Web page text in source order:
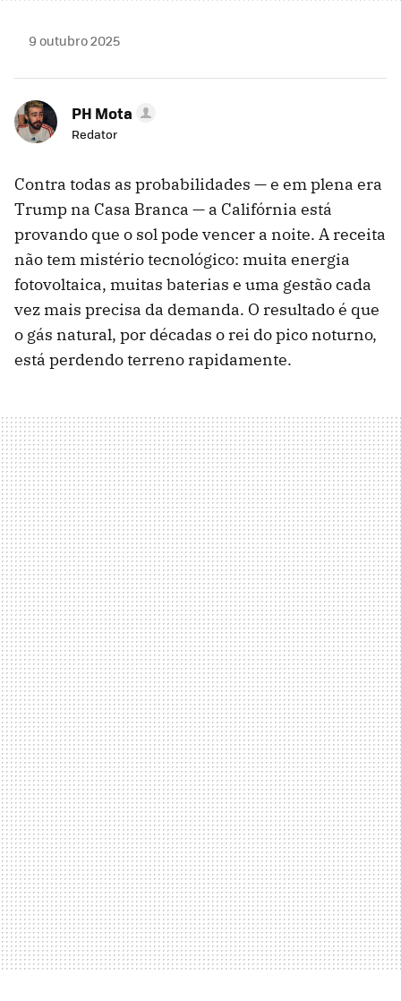
9 outubro 2025
PH Mota
Redator
Contra todas as probabilidades — e em plena era
Trump na Casa Branca — a Califórnia está
provando que o sol pode vencer a noite. A receita
não tem mistério tecnológico: muita energia
fotovoltaica, muitas baterias e uma gestão cada
vez mais precisa da demanda. O resultado é que
o gás natural, por décadas o rei do pico noturno,
está perdendo terreno rapidamente.